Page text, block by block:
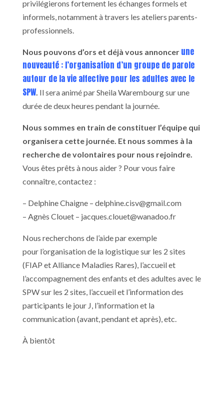
privilégierons fortement les échanges formels et
informels, notamment à travers les ateliers parents-
professionnels.
Nous pouvons d’ors et déjà vous annoncer une
nouveauté : l’organisation d’un groupe de parole
autour de la vie affective pour les adultes avec le
SPW. Il sera animé par Sheila Warembourg sur une
durée de deux heures pendant la journée.
Nous sommes en train de constituer l’équipe qui
organisera cette journée. Et nous sommes à la
recherche de volontaires pour nous rejoindre.
Vous êtes prêts à nous aider ? Pour vous faire
connaître, contactez :
– Delphine Chaigne – delphine.cisv@gmail.com
– Agnès Clouet – jacques.clouet@wanadoo.fr
Nous recherchons de l’aide par exemple
pour l’organisation de la logistique sur les 2 sites
(FIAP et Alliance Maladies Rares), l’accueil et
l’accompagnement des enfants et des adultes avec le
SPW sur les 2 sites, l’accueil et l’information des
participants le jour J, l’information et la
communication (avant, pendant et après), etc.
À bientôt